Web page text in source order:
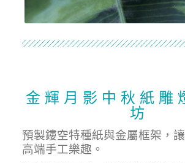
金 輝 月 影 中 秋 紙 雕
坊
預製鏤空特種紙與金屬框架，
高端手工樂趣。